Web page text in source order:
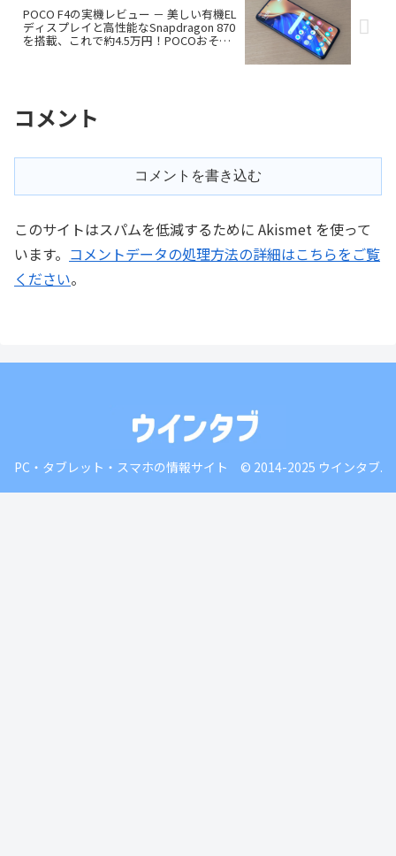
POCO F4の実機レビュー － 美しい有機EL
ディスプレイと高性能なSnapdragon 870
を搭載、これで約4.5万円！POCOおそる
コメント
コメントを書き込む
このサイトはスパムを低減するために Akismet を使って
います。 コメントデータの処理方法の詳細はこちらをご覧
ください。
PC・タブレット・スマホの情報サイト © 2014-2025 ウインタブ.